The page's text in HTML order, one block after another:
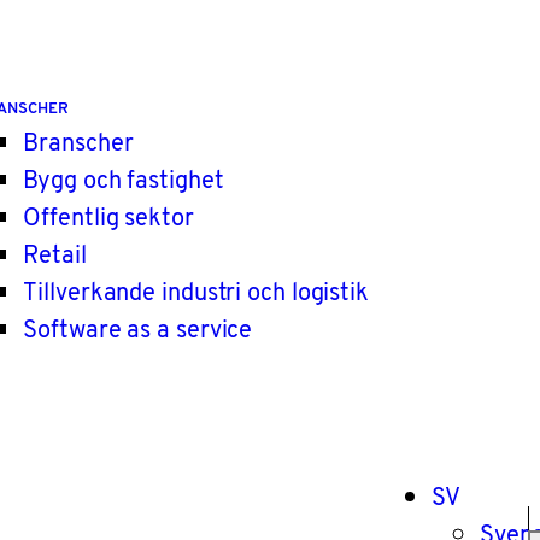
Branscher
Bygg och fastighet
Offentlig sektor
Retail
Tillverkande industri och logistik
Software as a service
SV